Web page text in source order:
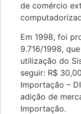
de comércio
Em 1998, foi
9.716/1998,
utilização do
seguir: R$
Importação –
adição de
Importação.